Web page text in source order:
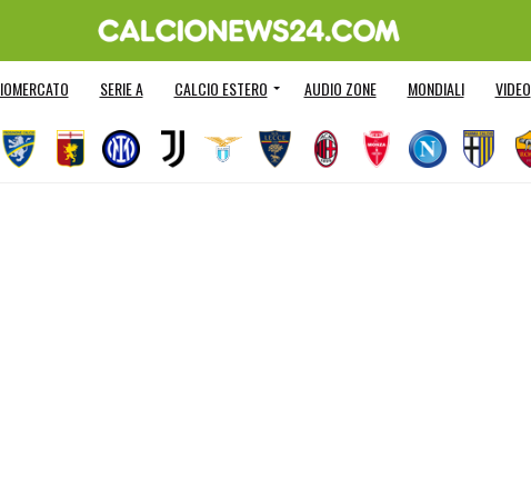
SERIE A CALCIO ESTERO AUDIO ZONE MONDIALI VIDEO